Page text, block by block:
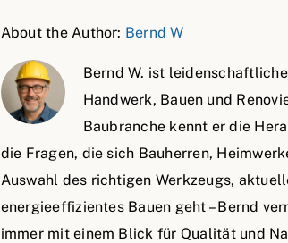
About the Author: Bernd W
Bernd W. ist
Handwerk, Bauen und
Baubranche kennt er die
die Fragen, die sich Bauherren,
Auswahl des richtigen Werkzeugs,
energieeffizientes Bauen geht – Bernd
immer mit einem Blick für Qualität und